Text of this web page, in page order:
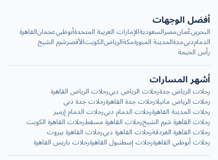
أفضل الوجهات
البحرينعُمانمصرالسعوديةالإمارات العربية المتحدةأبوظبيعجمانالقاهرة
الدمامدبيجدةالمدينة المنورةمكةالرياضالكويتالأقصرشرم الشيخ
رأس الخيمة
أشهر المسارات
رحلات الرياض جدةرحلات الرياض دبيرحلات الرياض القاهرة
رحلات الرياض مانيلارحلات جدة القاهرةرحلات جدة دبي
رحلات المدينة القاهرةرحلات الدمام دبيرحلات الدمام إزمير
رحلات القاهرة شرم الشيخرحلات القاهرة مسقطرحلات القاهرة الكويت
رحلات القاهرة الغردقةرحلات القاهرة دبيرحلات القاهرة بيروت
رحلات أبوظبي القاهرةرحلات إسطنبول القاهرةرحلات باريس القاهرة